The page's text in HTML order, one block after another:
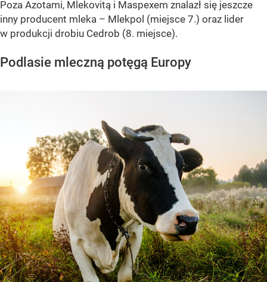
Poza Azotami, Mlekovitą i Maspexem znalazł się jeszcze
inny producent mleka – Mlekpol (miejsce 7.) oraz lider
w produkcji drobiu Cedrob (8. miejsce).
Podlasie mleczną potęgą Europy